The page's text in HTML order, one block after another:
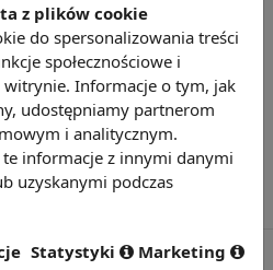
z plików cookie
do spersonalizowania treści
społecznościowe i
witrynie. Informacje o tym, jak
udostępniamy partnerom
i analitycznym.
te informacje z innymi danymi
uzyskanymi podczas
Statystyki Marketing